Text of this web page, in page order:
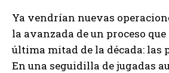
Ya vendrían nuevas
la avanzada de un proceso
última mitad de la década: las
En una seguidilla de jugadas